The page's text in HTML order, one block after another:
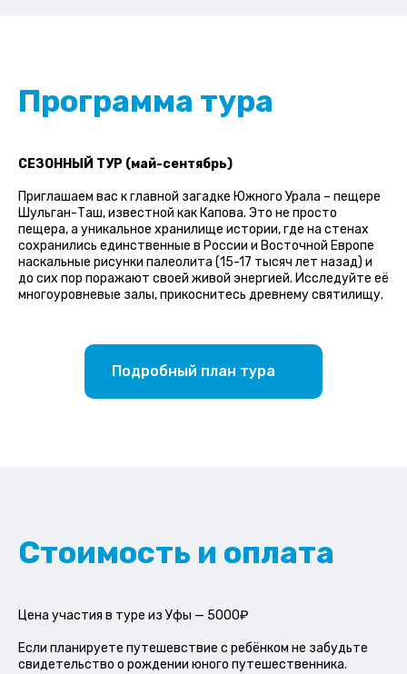
Программа тура
СЕЗОННЫЙ ТУР (май-сентябрь)
Приглашаем вас к главной загадке Южного Урала – пещере
Шульган-Таш, известной как Капова. Это не просто
пещера, а уникальное хранилище истории, где на стенах
сохранились единственные в России и Восточной Европе
наскальные рисунки палеолита (15-17 тысяч лет назад) и
до сих пор поражают своей живой энергией. Исследуйте её
многоуровневые залы, прикоснитесь древнему святилищу.
Подробный план тура
Стоимость и оплата
Цена участия в туре из Уфы — 5000₽
Если планируете путешевствие с ребёнком не забудьте
свидетельство о рождении юного путешественника.